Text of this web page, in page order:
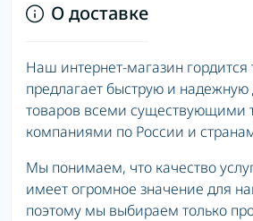
О доставке
Наш интернет-магазин гордится
предлагает быструю и надежную
товаров всеми существующими
компаниями по России и
Мы понимаем, что качество
имеет огромное значение для
поэтому мы выбираем только